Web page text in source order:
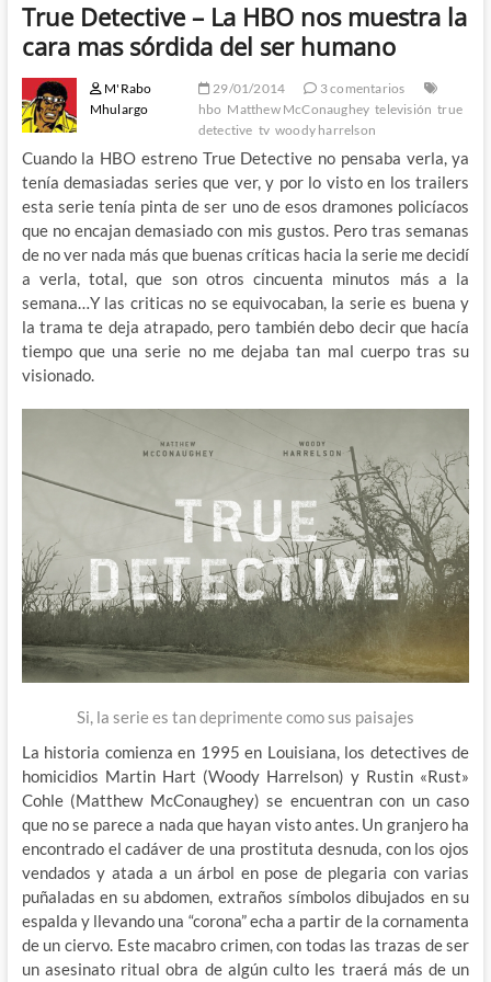
True Detective – La HBO nos muestra la
cara mas sórdida del ser humano
M'Rabo
Mhulargo
29/01/2014
3 comentarios
hbo Matthew McConaughey televisión true
detective tv woody harrelson
Cuando la HBO estreno True Detective no pensaba verla, ya
tenía demasiadas series que ver, y por lo visto en los trailers
esta serie tenía pinta de ser uno de esos dramones policíacos
que no encajan demasiado con mis gustos. Pero tras semanas
de no ver nada más que buenas críticas hacia la serie me decidí
a verla, total, que son otros cincuenta minutos más a la
semana…Y las criticas no se equivocaban, la serie es buena y
la trama te deja atrapado, pero también debo decir que hacía
tiempo que una serie no me dejaba tan mal cuerpo tras su
visionado.
Si, la serie es tan deprimente como sus paisajes
La historia comienza en 1995 en Louisiana, los detectives de
homicidios Martin Hart (Woody Harrelson) y Rustin «Rust»
Cohle (Matthew McConaughey) se encuentran con un caso
que no se parece a nada que hayan visto antes. Un granjero ha
encontrado el cadáver de una prostituta desnuda, con los ojos
vendados y atada a un árbol en pose de plegaria con varias
puñaladas en su abdomen, extraños símbolos dibujados en su
espalda y llevando una “corona” echa a partir de la cornamenta
de un ciervo. Este macabro crimen, con todas las trazas de ser
un asesinato ritual obra de algún culto les traerá más de un